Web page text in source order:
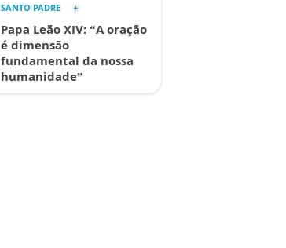
SANTO PADRE
Papa Leão XIV: “A oração
é dimensão
fundamental da nossa
humanidade”